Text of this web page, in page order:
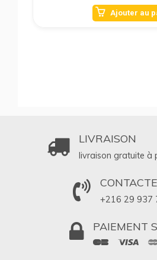
Ajouter au
LIVRAISON
livraison gratuite à
+216 29 937
PAIEMENT